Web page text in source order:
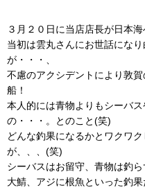
３月２０日に当店店長が日本海
当初は雲丸さんにお世話にな
が・・・、
不慮のアクシデントにより敦
船！
本人的には青物よりもシーバ
の・・・。とのこと(笑)
どんな釣果になるかとワクワク
が、、、(笑)
シーバスはお留守、青物は釣ら
大鯖、アジに根魚といった釣